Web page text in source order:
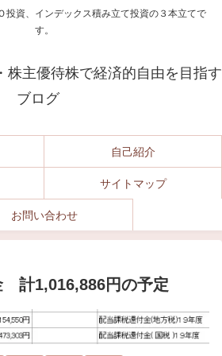
投資、インデックス積み立て投資の３本立てで
す。
株主優待株で経済的自由を目指す
ブログ
自己紹介
サイトマップ
お問い合わせ
計1,016,886円の予定